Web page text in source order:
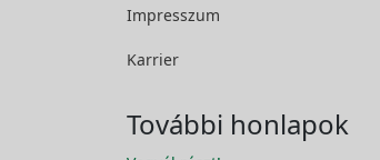
Impresszum
Karrier
További honlapok